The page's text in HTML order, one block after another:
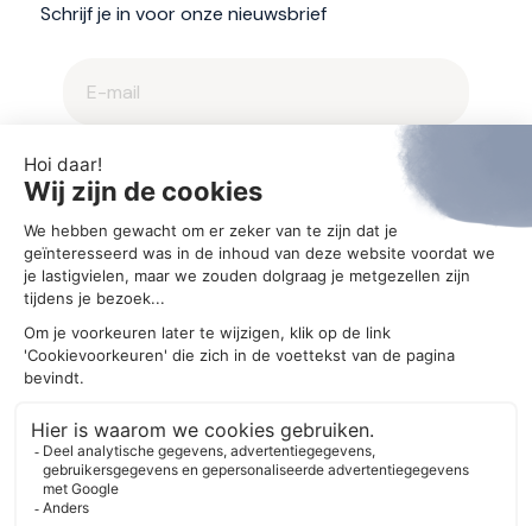
Schrijf je in voor onze nieuwsbrief
2025 © Aegis
Privacybeleid en cookieverklaring
Cookie-instellingen
OntwerpMM creative agency